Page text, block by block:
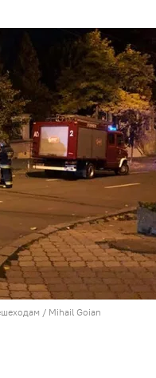
/ Mihail Goian